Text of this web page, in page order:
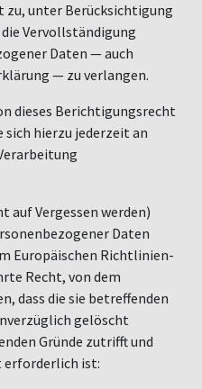
zu, unter Berücksichtigung
Vervollständigung
Daten — auch
— zu verlangen.
dieses Berichtigungsrecht
sich hierzu jederzeit an
auf Vergessen werden)
Daten
Europäischen Richtlinien-
Recht, von dem
dass die sie betreffenden
gelöscht
Gründe zutrifft und
erforderlich ist: